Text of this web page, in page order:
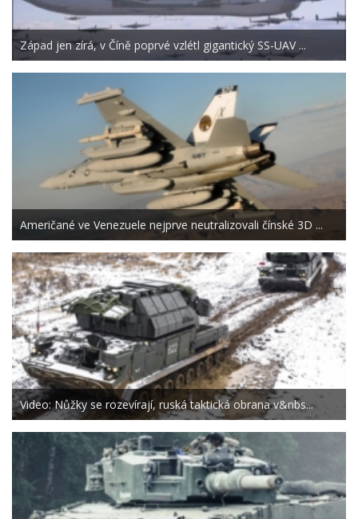
Západ jen zírá, v Číně poprvé vzlétl gigantický SS-UAV ...
Američané ve Venezuele nejprve neutralizovali čínské 3D ...
Video: Nůžky se rozevírají, ruská taktická obrana v&nbs...